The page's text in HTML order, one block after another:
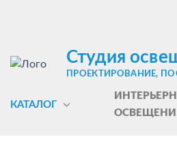
Студия
ПРОЕКТИРОВАНИЕ,
КАТАЛОГ